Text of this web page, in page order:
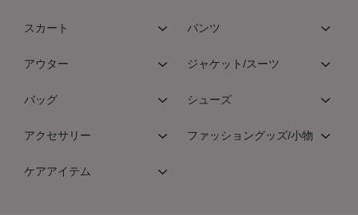
スカート パンツ
アウター ジャケット/スーツ
バッグ シューズ
アクセサリー ファッショングッズ/小物
ケアアイテム